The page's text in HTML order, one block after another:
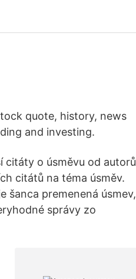
quote, history, news
and investing.
citáty o úsměvu od autorů
citátů na téma úsměv.
šanca premenená úsmev,
správy zo